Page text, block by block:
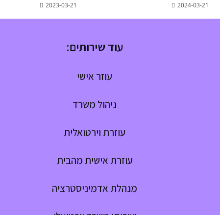
2023-03-21 2024-03-21
עוד שירותים:
עוזר אישי
ניהול משרד
עוזרת וירטואלית
עוזרת אישית מהבית
מנהלת אדמיניסטרציה